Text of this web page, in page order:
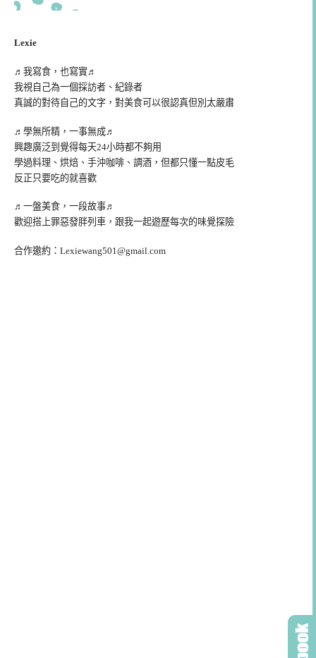
Lexie
♬我寫食，也寫實♬
我視自己為一個採訪者、紀錄者
真誠的對待自己的文字，對美食可以很認真但別太嚴肅
♬學無所精，一事無成♬
興趣廣泛到覺得每天24小時都不夠用
學過料理、烘焙、手沖咖啡、調酒，但都只懂一點皮毛
反正只要吃的就喜歡
♬一盤美食，一段故事♬
歡迎搭上罪惡發胖列車，跟我一起遊歷每次的味覺探險
合作邀約： Lexiewang501@gmail.com